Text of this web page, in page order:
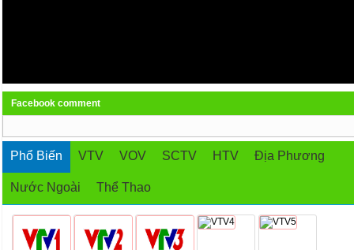
Facebook comment
Phổ Biến VTV VOV SCTV HTV Địa Phương
Nước Ngoài Thể Thao